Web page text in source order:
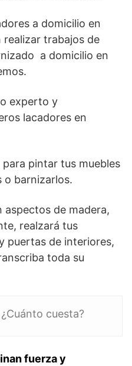
a domicilio en
trabajos de
a domicilio en
experto y
lacadores en
pintar tus muebles
o barnizarlos.
aspectos de madera,
realzará tus
puertas de interiores,
toda su
cuesta?
fuerza y